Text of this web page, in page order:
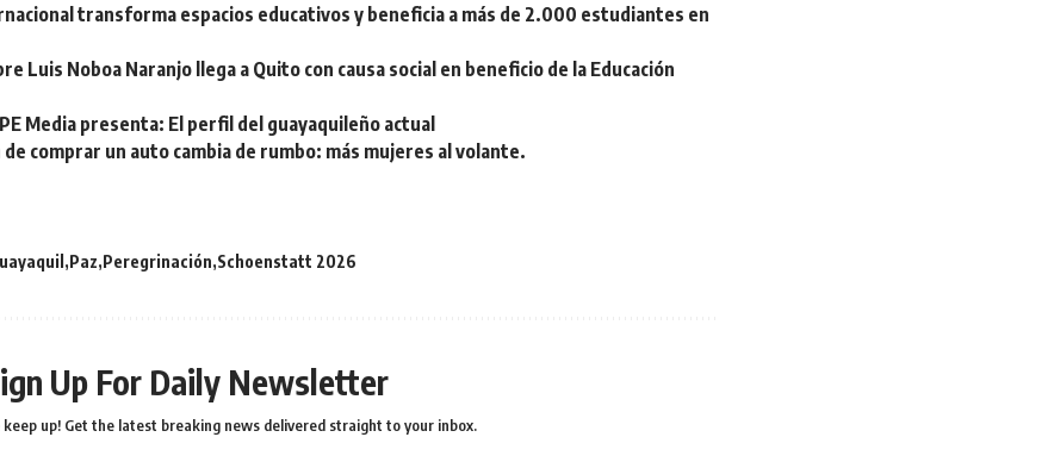
transforma espacios educativos y beneficia a más de 2.000 estudiantes en
Luis Noboa Naranjo llega a Quito con causa social en beneficio de la Educación
Media presenta: El perfil del guayaquileño actual
de comprar un auto cambia de rumbo: más mujeres al volante.
Paz Peregrinación Schoenstatt 2026
Up For Daily Newsletter
keep up! Get the latest breaking news delivered straight to your inbox.